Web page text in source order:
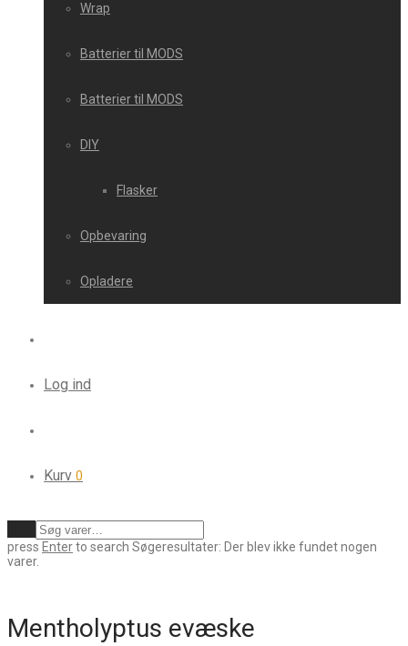
Wrap
Batterier til MODS
Batterier til MODS
DIY
Flasker
Opbevaring
Opladere
Log ind
Kurv 0
press Enterto search Søgeresultater: Der blev ikke fundet nogen
varer.
Mentholyptus evæske